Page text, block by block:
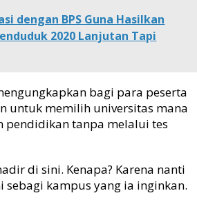
dengan BPS Guna Hasilkan
2020 Lanjutan Tapi
bagi para peserta
untuk memilih universitas mana
tanpa melalui tes
di sini. Kenapa? Karena nanti
kampus yang ia inginkan.